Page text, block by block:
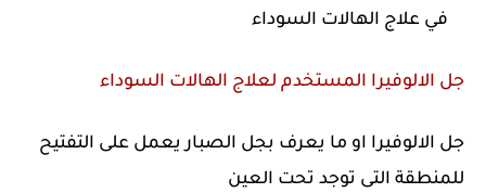
في علاج الهالات السوداء
جل الالوفيرا المستخدم لعلاج الهالات السوداء
جل الالوفيرا او ما يعرف بجل الصبار يعمل على التفتيح
للمنطقة التى توجد تحت العين